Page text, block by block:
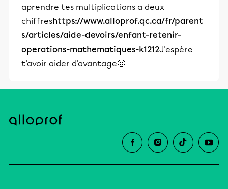
aprendre tes multiplications a deux
chiffreshttps://www.alloprof.qc.ca/fr/parent
s/articles/aide-devoirs/enfant-retenir-
operations-mathematiques-k1212J'espère
t'avoir aider d'avantage🙂